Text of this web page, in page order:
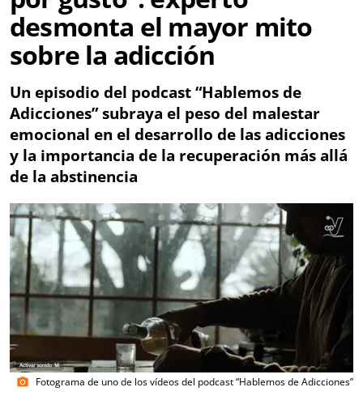
desmonta el mayor mito
sobre la adicción
Un episodio del podcast “Hablemos de
Adicciones” subraya el peso del malestar
emocional en el desarrollo de las adicciones
y la importancia de la recuperación más allá
de la abstinencia
photo_camera Fotograma de uno de los vídeos del podcast “Hablemos de Adicciones”